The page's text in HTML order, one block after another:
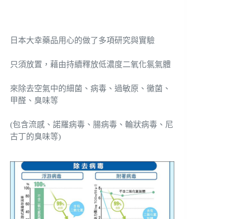
日本大幸藥品用心的做了多項研究與實驗
只須放置，藉由持續釋放低濃度二氧化氯氣體
來除去空氣中的細菌、病毒、過敏原、黴菌、
甲醛、臭味等
(包含流感、諾羅病毒、腸病毒、輪狀病毒、尼
古丁的臭味等)